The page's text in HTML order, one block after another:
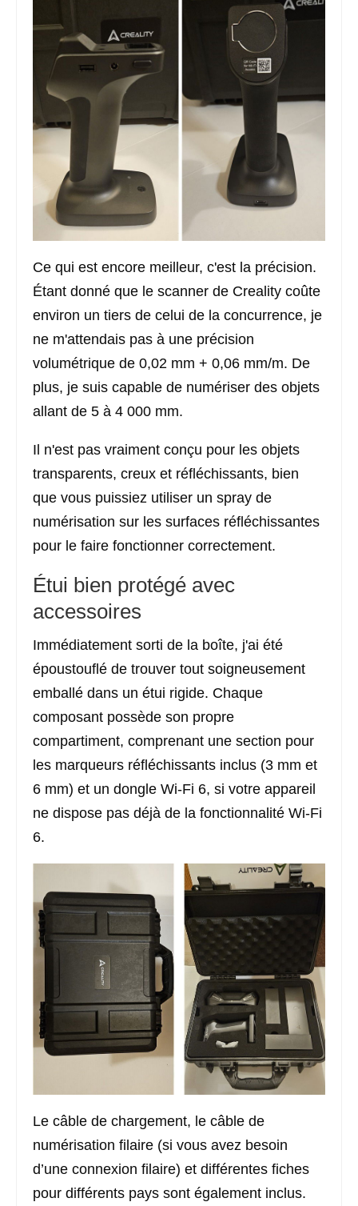
Ce qui est encore meilleur, c'est la précision.
Étant donné que le scanner de Creality coûte
environ un tiers de celui de la concurrence, je
ne m'attendais pas à une précision
volumétrique de 0,02 mm + 0,06 mm/m. De
plus, je suis capable de numériser des objets
allant de 5 à 4 000 mm.
Il n'est pas vraiment conçu pour les objets
transparents, creux et réfléchissants, bien
que vous puissiez utiliser un spray de
numérisation sur les surfaces réfléchissantes
pour le faire fonctionner correctement.
Étui bien protégé avec
accessoires
Immédiatement sorti de la boîte, j'ai été
époustouflé de trouver tout soigneusement
emballé dans un étui rigide. Chaque
composant possède son propre
compartiment, comprenant une section pour
les marqueurs réfléchissants inclus (3 mm et
6 mm) et un dongle Wi-Fi 6, si votre appareil
ne dispose pas déjà de la fonctionnalité Wi-Fi
6.
Le câble de chargement, le câble de
numérisation filaire (si vous avez besoin
d’une connexion filaire) et différentes fiches
pour différents pays sont également inclus.